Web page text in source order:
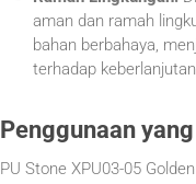
aman dan ramah
bahan berbahaya,
terhadap
Penggunaan
PU Stone XPU03-05